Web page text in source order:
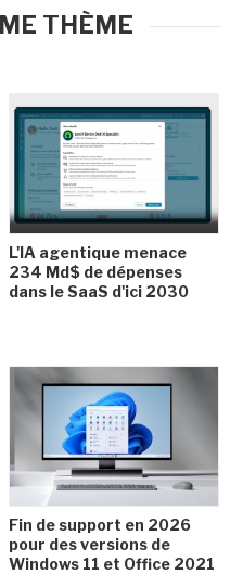
THÈME
L'IA agentique menace
234 Md$ de dépenses
dans le SaaS d'ici 2030
Fin de support en 2026
pour des versions de
Windows 11 et Office 2021